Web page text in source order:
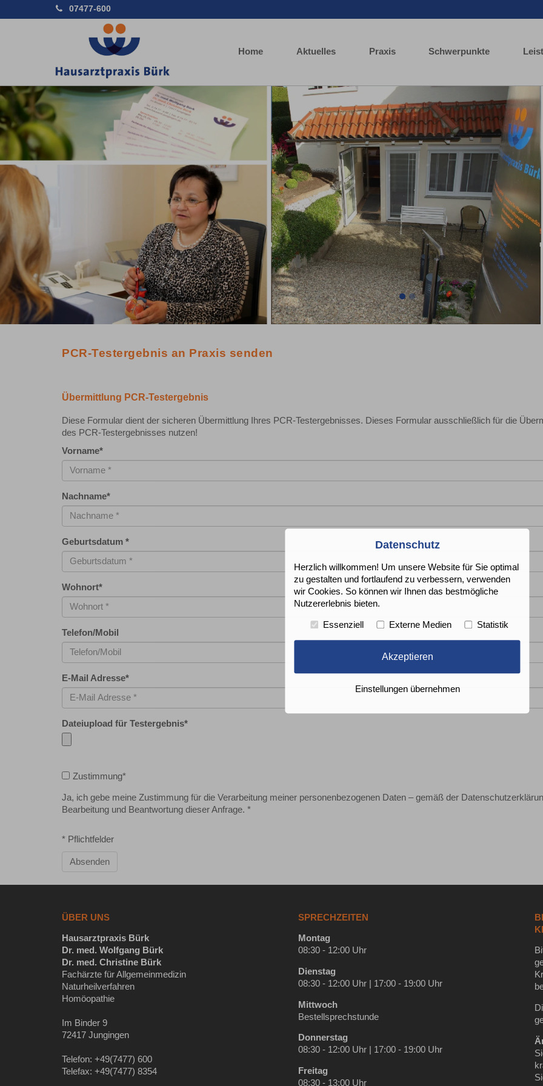
07477-600
Home Aktuelles Praxis Schwerpunkte
Previous
PCR-Testergebnis an Praxis senden
Übermittlung PCR-Testergebnis
Diese Formular dient der sicheren Übermittlung Ihres PCR-Testergebnisses. Dieses Formular ausschließlich für die
des PCR-Testergebnisses nutzen!
Vorname*
Nachname*
Geburtsdatum *
Wohnort*
Telefon/Mobil
E-Mail Adresse*
Dateiupload für Testergebnis*
Zustimmung*
Ja, ich gebe meine Zustimmung für die Verarbeitung meiner personenbezogenen Daten – gemäß der
Bearbeitung und Beantwortung dieser Anfrage. *
* Pflichtfelder
Absenden
ÜBER UNS
Hausarztpraxis Bürk
Dr. med. Wolfgang Bürk
Dr. med. Christine Bürk
Fachärzte für Allgemeinmedizin
Naturheilverfahren
Homöopathie
Im Binder 9
72417 Jungingen
Telefon: +49(7477) 600
Telefax: +49(7477) 8354
SPRECHZEITEN
Montag
08:30 - 12:00 Uhr
Dienstag
08:30 - 12:00 Uhr | 17:00 - 19:00 Uhr
Mittwoch
Bestellsprechstunde
Donnerstag
08:30 - 12:00 Uhr | 17:00 - 19:00 Uhr
Freitag
08:30 - 13:00 Uhr
Datenschutz
Herzlich willkommen! Um unsere Website für Sie optimal
zu gestalten und fortlaufend zu verbessern, verwenden
wir Cookies. So können wir Ihnen das bestmögliche
Nutzererlebnis bieten.
Essenziell Externe Medien Statistik
Akzeptieren
Einstellungen übernehmen